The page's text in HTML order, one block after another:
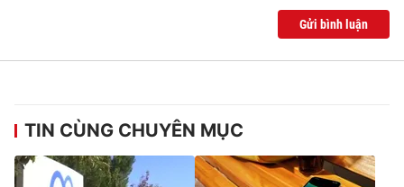
Gửi bình luận
TIN CÙNG CHUYÊN MỤC